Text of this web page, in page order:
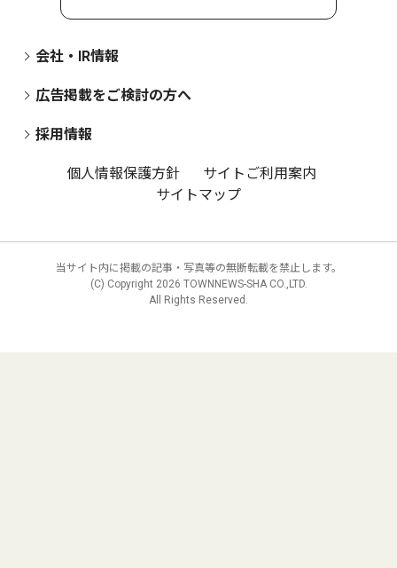
会社・IR情報
広告掲載をご検討の方へ
採用情報
個人情報保護方針
サイトご利用案内
サイトマップ
当サイト内に掲載の記事・写真等の無断転載を禁止します。
(C) Copyright 2026 TOWNNEWS-SHA CO.,LTD.
All Rights Reserved.